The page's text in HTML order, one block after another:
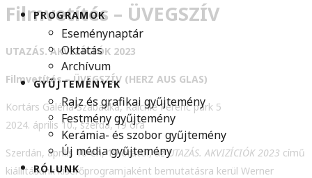
PROGRAMOK
Eseménynaptár
Oktatás
Archívum
GYŰJTEMÉNYEK
Rajz és grafikai gyűjtemény
Festmény gyűjtemény
Kerámia- és szobor gyűjtemény
Új média gyűjtemény
RÓLUNK
Filmvetítés – ÜVEGSZÍV
UTAZÁS. AKVIZÍCIÓK 2023
Filmvetítés – ÜVEGSZÍV (HERZ AUS GLAS)
Kortárs Galéria Szabadka, Raichle Ferenc park 5
2024. április 10., szerda, 19 óra
Szerdán, április 10-én, 19 órától, azUTAZÁS. AKVIZÍCIÓK 2023 című
kiállításunk kísérőprogramjaként bemutatásra kerül Werner